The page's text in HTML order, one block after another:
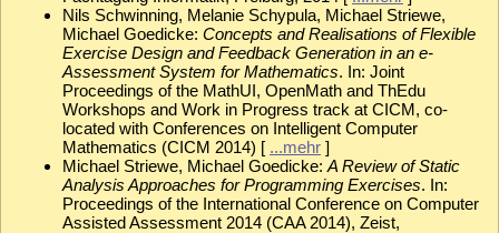
Nils Schwinning, Melanie Schypula, Michael Striewe,
Michael Goedicke: Concepts and Realisations of Flexible
Exercise Design and Feedback Generation in an e-
Assessment System for Mathematics. In: Joint
Proceedings of the MathUI, OpenMath and ThEdu
Workshops and Work in Progress track at CICM, co-
located with Conferences on Intelligent Computer
Mathematics (CICM 2014) [ ...mehr ]
Michael Striewe, Michael Goedicke: A Review of Static
Analysis Approaches for Programming Exercises. In:
Proceedings of the International Conference on Computer
Assisted Assessment 2014 (CAA 2014), Zeist,